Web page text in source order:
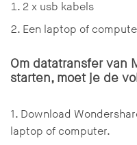
2 x usb kabels
Een laptop of
Om datatransfer van
starten, moet je de
1. Download
laptop of computer.